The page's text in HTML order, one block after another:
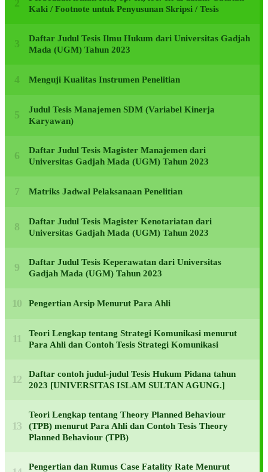
Kaki / Footnote untuk Penyusunan Skripsi / Tesis
Daftar Judul Tesis Ilmu Hukum dari Universitas Gadjah
Mada (UGM) Tahun 2023
Menguji Kualitas Instrumen Penelitian
Judul Tesis Manajemen SDM (Variabel Kinerja
Karyawan)
Daftar Judul Tesis Magister Manajemen dari
Universitas Gadjah Mada (UGM) Tahun 2023
Matriks Jadwal Pelaksanaan Penelitian
Daftar Judul Tesis Magister Kenotariatan dari
Universitas Gadjah Mada (UGM) Tahun 2023
Daftar Judul Tesis Keperawatan dari Universitas
Gadjah Mada (UGM) Tahun 2023
Pengertian Arsip Menurut Para Ahli
Teori Lengkap tentang Strategi Komunikasi menurut
Para Ahli dan Contoh Tesis Strategi Komunikasi
Daftar contoh judul-judul Tesis Hukum Pidana tahun
2023 [UNIVERSITAS ISLAM SULTAN AGUNG.]
Teori Lengkap tentang Theory Planned Behaviour
(TPB) menurut Para Ahli dan Contoh Tesis Theory
Planned Behaviour (TPB)
Pengertian dan Rumus Case Fatality Rate Menurut